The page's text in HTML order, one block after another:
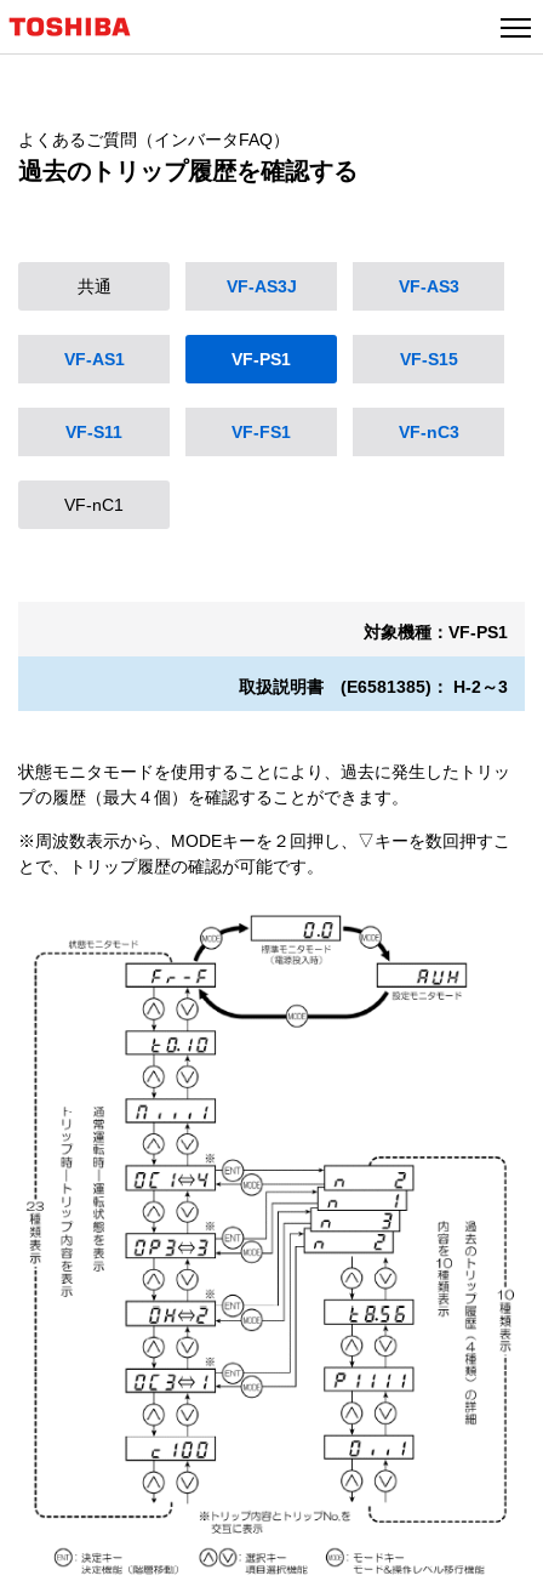
よくあるご質問（インバータFAQ）
過去のトリップ履歴を確認する
共通 VF-AS3J VF-AS3
VF-AS1 VF-PS1 VF-S15
VF-S11 VF-FS1 VF-nC3
VF-nC1
対象機種：VF-PS1
取扱説明書 (E6581385)： H-2～3
状態モニタモードを使用することにより、過去に発生したトリッ
プの履歴（最大４個）を確認することができます。
※周波数表示から、MODEキーを２回押し、▽キーを数回押すこ
とで、トリップ履歴の確認が可能です。